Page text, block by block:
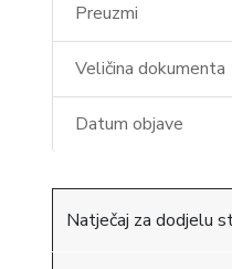
Preuzmi
Veličina dokumenta
Datum objave
Natječaj za dodjelu